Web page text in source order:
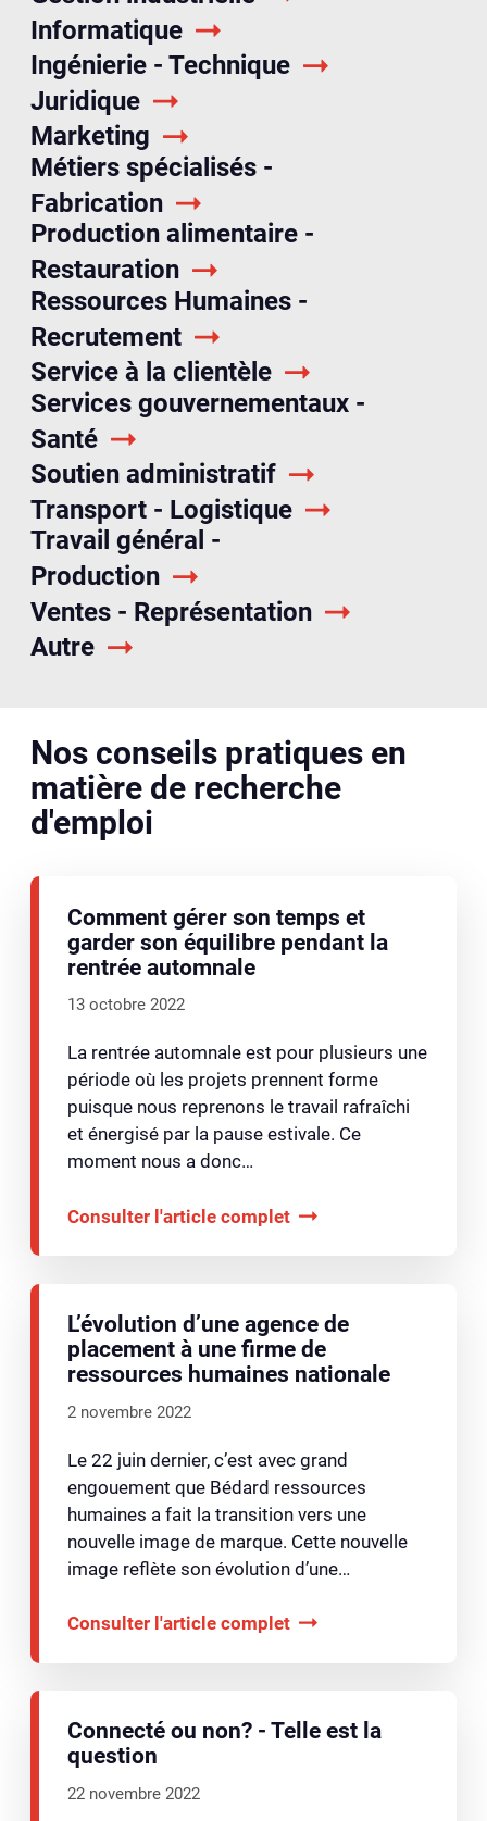
Autre
Informatique
Ingénierie - Technique
Juridique
Marketing
Métiers spécialisés -
Fabrication
Production alimentaire -
Restauration
Ressources Humaines -
Recrutement
Service à la clientèle
Services gouvernementaux -
Santé
Soutien administratif
Transport - Logistique
Travail général -
Production
Ventes - Représentation
Nos conseils pratiques en
matière de recherche
d'emploi
Comment gérer son temps et
garder son équilibre pendant la
rentrée automnale
13 octobre 2022
La rentrée automnale est pour plusieurs une
période où les projets prennent forme
puisque nous reprenons le travail rafraîchi
et énergisé par la pause estivale. Ce
moment nous a donc…
Consulter l'article complet
L’évolution d’une agence de
placement à une firme de
ressources humaines nationale
2 novembre 2022
Le 22 juin dernier, c’est avec grand
engouement que Bédard ressources
humaines a fait la transition vers une
nouvelle image de marque. Cette nouvelle
image reflète son évolution d’une…
Consulter l'article complet
Connecté ou non? - Telle est la
question
22 novembre 2022